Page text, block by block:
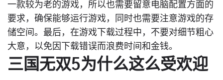
一款较为老的游戏，所以也需要留意电脑配置方面的
要求，确保能够运行游戏，同时也需要注意游戏的存
储空间。最后，在游戏下载过程中，不要对细节粗心
大意，以免因下载错误而浪费时间和金钱。
三国无双5为什么这么受欢迎